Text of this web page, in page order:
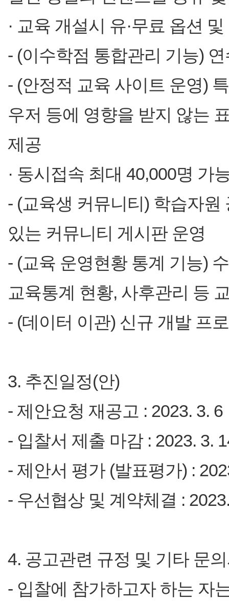
· 교육 개설시 유·무료 옵션
- (이수학점 통합관리 기능)
- (안정적 교육 사이트 운영)
우저 등에 영향을 받지 않는
제공
· 동시접속 최대 40,000명 가
- (교육생 커뮤니티) 학습자
있는 커뮤니티 게시판 운영
- (교육 운영현황 통계 기능)
교육통계 현황, 사후관리 등
- (데이터 이관) 신규 개발 프
3. 추진일정(안)
- 제안요청 재공고 : 2023. 3. 6
- 입찰서 제출 마감 : 2023. 3.
- 제안서 평가 (발표평가) :
- 우선협상 및 계약체결 :
4. 공고관련 규정 및 기타 문
- 입찰에 참가하고자 하는 자